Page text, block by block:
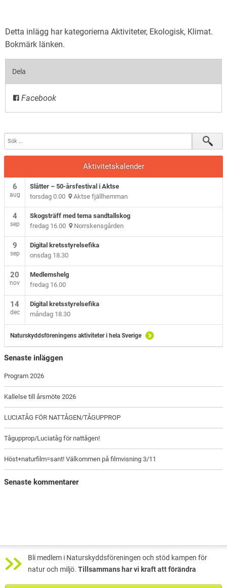
Detta inlägg har kategorierna Aktiviteter, Ekologisk, Klimat.
Bokmärk länken.
Dela
Facebook
Aktivitetskalender
6
aug
Slåtter – 50-årsfestival i Aktse
torsdag 0.00 Aktse fjällhemman
4
sep
Skogsträff med tema sandtallskog
fredag 16.00 Norrskensgården
9
sep
Digital kretsstyrelsefika
onsdag 18.30
20
nov
Medlemshelg
fredag 16.00
14
dec
Digital kretsstyrelsefika
måndag 18.30
Naturskyddsföreningens aktiviteter i hela Sverige
Senaste inläggen
Program 2026
Kallelse till årsmöte 2026
LUCIATÅG FÖR NATTÅGEN/TÅGUPPROP
Tågupprop/Luciatåg för nattågen!
Höst+naturfilm=sant! Välkommen på filmvisning 3/11
Senaste kommentarer
Bli medlem i Naturskyddsföreningen och stöd kampen för
natur och miljö. Tillsammans har vi kraft att förändra